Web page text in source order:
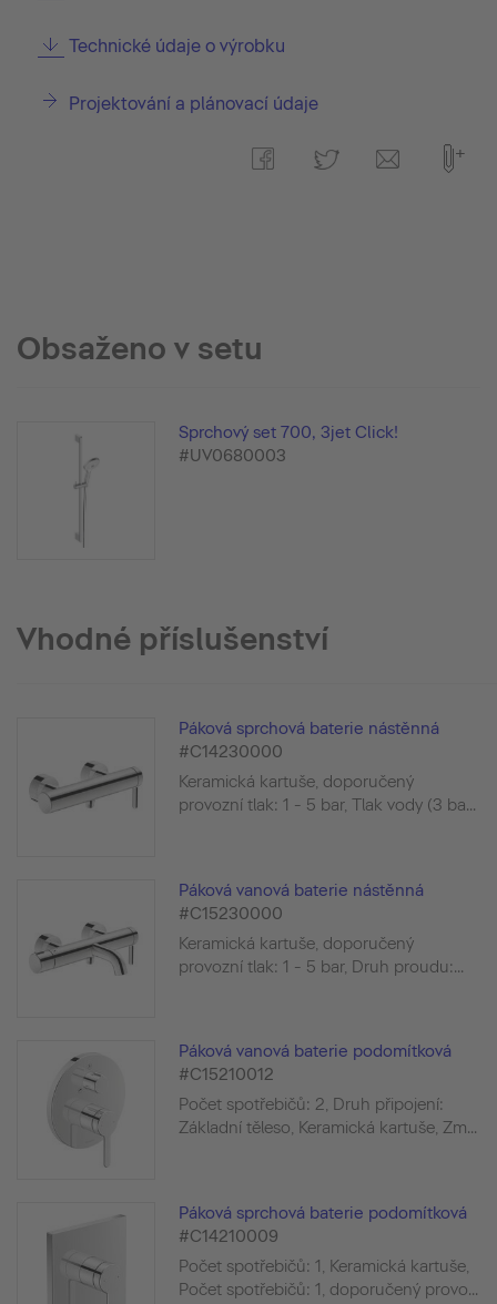
Technické údaje o výrobku
Projektování a plánovací údaje
Obsaženo v setu
Sprchový set 700, 3jet Click!
#UV0680003
Vhodné příslušenství
Páková sprchová baterie nástěnná
#C14230000
Keramická kartuše, doporučený
provozní tlak: 1 - 5 bar, Tlak vody (3 ba...
Páková vanová baterie nástěnná
#C15230000
Keramická kartuše, doporučený
provozní tlak: 1 - 5 bar, Druh proudu:...
Páková vanová baterie podomítková
#C15210012
Počet spotřebičů: 2, Druh připojení:
Základní těleso, Keramická kartuše, Zm...
Páková sprchová baterie podomítková
#C14210009
Počet spotřebičů: 1, Keramická kartuše,
Počet spotřebičů: 1, doporučený provo...